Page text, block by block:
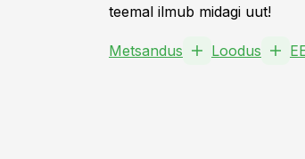
teemal ilmub midagi uut!
Metsandus Loodus